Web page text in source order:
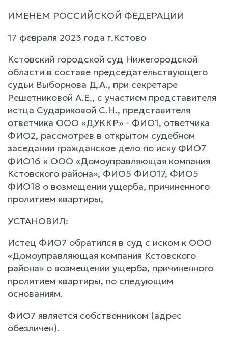
ИМЕНЕМ РОССИЙСКОЙ ФЕДЕРАЦИИ
17 февраля 2023 года г.Кстово
Кстовский городской суд Нижегородской
области в составе председательствующего
судьи Выборнова Д.А., при секретаре
Решетниковой А.Е., с участием представителя
истца Судариковой С.Н., представителя
ответчика ООО «ДУККР» - ФИО1, ответчика
ФИО2, рассмотрев в открытом судебном
заседании гражданское дело по иску ФИО7
ФИО16 к ООО «Домоуправляющая компания
Кстовского района», ФИО5 ФИО17, ФИО5
ФИО18 о возмещении ущерба, причиненного
пролитием квартиры,
УСТАНОВИЛ:
Истец ФИО7 обратился в суд с иском к ООО
«Домоуправляющая компания Кстовского
района» о возмещении ущерба, причиненного
пролитием квартиры, по следующим
основаниям.
ФИО7 является собственником (адрес
обезличен).